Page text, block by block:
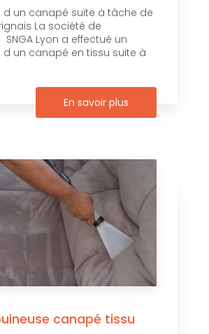
d un canapé suite à tâche de
La société de
Lyon a effectué un
un canapé en tissu suite à
En savoir plus
canapé tissu